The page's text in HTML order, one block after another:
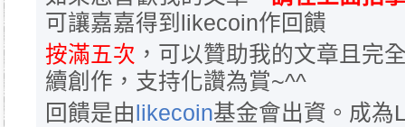
可讓嘉嘉得到likecoin作回饋
按滿五次 ，可以贊助我的文章且完
續創作，支持化讚為賞~^^
回饋是由 likecoin基金會出資。成為